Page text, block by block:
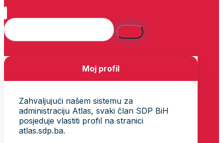
Moj profil
Zahvaljujući našem sistemu za
administraciju Atlas, svaki član SDP BiH
posjeduje vlastiti profil na stranici
atlas.sdp.ba.